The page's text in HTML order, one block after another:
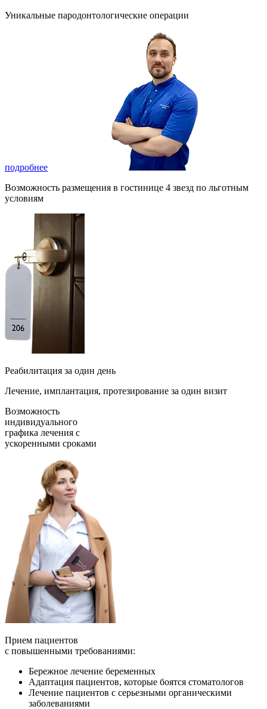
Уникальные пародонтологические операции
подробнее
Возможность размещения в гостинице 4 звезд по льготным
условиям
Реабилитация за один день
Лечение, имплантация, протезирование за один визит
Возможность
индивидуального
графика лечения с
ускоренными сроками
Прием пациентов
с повышенными требованиями:
Бережное лечение беременных
Адаптация пациентов, которые боятся стоматологов
Лечение пациентов с серьезными органическими
заболеваниями